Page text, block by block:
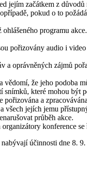
jejím začátkem z
pokud o to
programu akce.
pořizovány audio i
a oprávněných zájmů
že jeho podoba
snímků, které mohou být
a
všech jejích jemu
průběh akce.
konference
účinnosti dne 8. 9.